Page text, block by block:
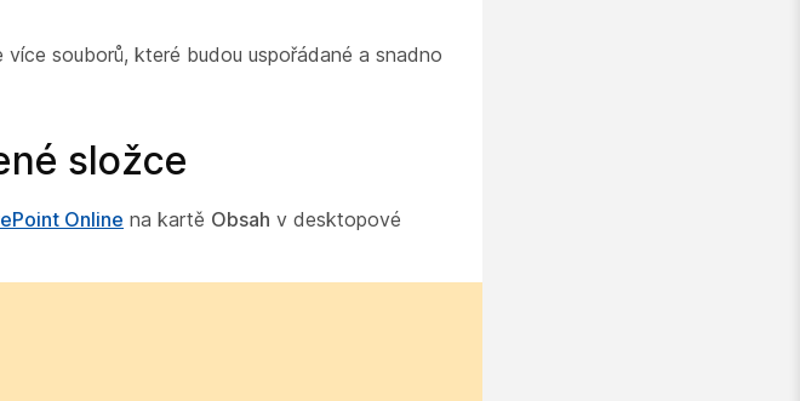
více souborů, které budou uspořádané a snadno
složce
Online na kartě Obsah v desktopové